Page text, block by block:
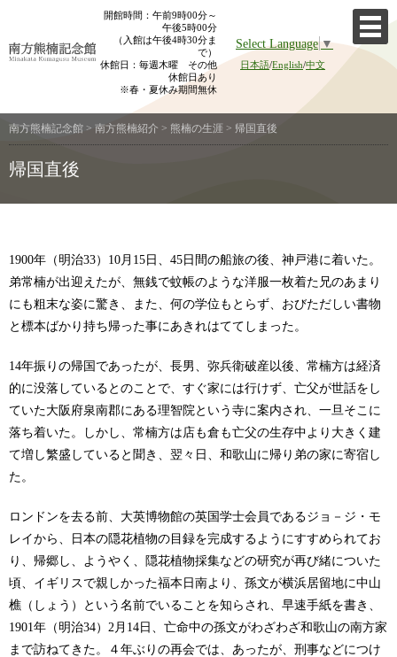
content
開館時間：午前9時00分～
午後5時00分
（入館は午後4時30分ま
で）
休館日：毎週木曜 その他
休館日あり
※春・夏休み期間無休
Select Language▼
日本語/English/中文
南方熊楠記念館 > 南方熊楠紹介 > 熊楠の生涯 > 帰国直後
帰国直後
1900年（明治33）10月15日、45日間の船旅の後、神戸港に着いた。
弟常楠が出迎えたが、無銭で蚊帳のような洋服一枚着た兄のあまり
にも粗末な姿に驚き、また、何の学位もとらず、おびただしい書物
と標本ばかり持ち帰った事にあきれはててしまった。
14年振りの帰国であったが、長男、弥兵衛破産以後、常楠方は経済
的に没落しているとのことで、すぐ家には行けず、亡父が世話をし
ていた大阪府泉南郡にある理智院という寺に案内され、一旦そこに
落ち着いた。しかし、常楠方は店も倉も亡父の生存中より大きく建
て増し繁盛していると聞き、翌々日、和歌山に帰り弟の家に寄宿し
た。
ロンドンを去る前、大英博物館の英国学士会員であるジョ－ジ・モ
レイから、日本の隠花植物の目録を完成するようにすすめられてお
り、帰郷し、ようやく、隠花植物採集などの研究が再び緒についた
頃、イギリスで親しかった福本日南より、孫文が横浜居留地に中山
樵（しょう）という名前でいることを知らされ、早速手紙を書き、
1901年（明治34）2月14日、亡命中の孫文がわざわざ和歌山の南方家
まで訪ねてきた。４年ぶりの再会では、あったが、刑事などにつけ